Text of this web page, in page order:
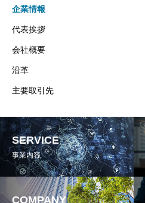
企業情報
代表挨拶
会社概要
沿革
主要取引先
SERVICE
事業内容
COMPANY